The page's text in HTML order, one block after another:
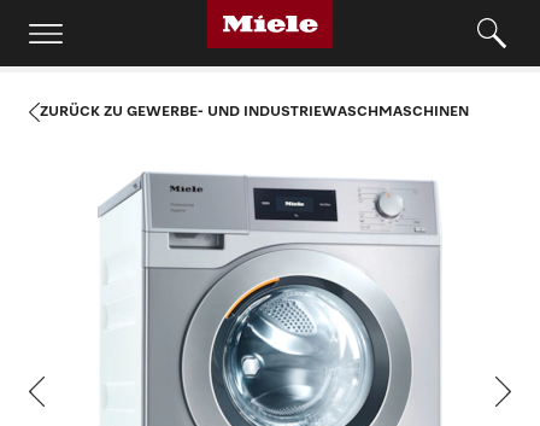
ZURÜCK ZU GEWERBE- UND INDUSTRIEWASCHMASCHINEN